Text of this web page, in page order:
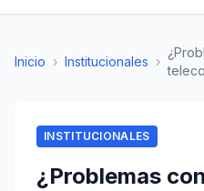
Inicio › Institucionales ›
INSTITUCIONALES
¿Problemas